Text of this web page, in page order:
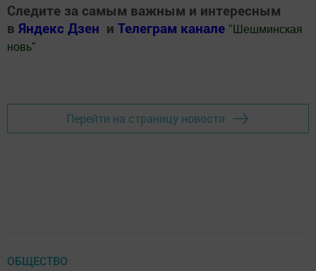
Следите за самым важным и интересным
в Яндекс Дзен и Телеграм канале " Шешминская
новь"
Перейти на страницу новости
ОБЩЕСТВО